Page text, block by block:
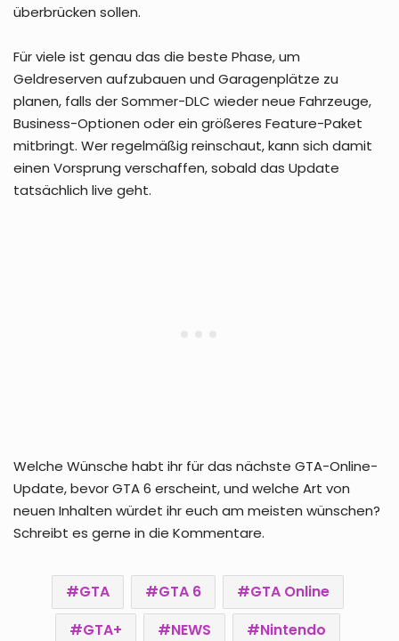
überbrücken sollen.
Für viele ist genau das die beste Phase, um
Geldreserven aufzubauen und Garagenplätze zu
planen, falls der Sommer-DLC wieder neue Fahrzeuge,
Business-Optionen oder ein größeres Feature-Paket
mitbringt. Wer regelmäßig reinschaut, kann sich damit
einen Vorsprung verschaffen, sobald das Update
tatsächlich live geht.
Welche Wünsche habt ihr für das nächste GTA-Online-
Update, bevor GTA 6 erscheint, und welche Art von
neuen Inhalten würdet ihr euch am meisten wünschen?
Schreibt es gerne in die Kommentare.
GTA GTA 6
GTA Online
GTA+
NEWS
Nintendo